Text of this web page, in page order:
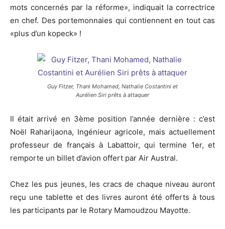
mots concernés par la réforme», indiquait la correctrice
en chef. Des portemonnaies qui contiennent en tout cas
«plus d’un kopeck» !
Guy Fitzer, Thani Mohamed, Nathalie Costantini et
Aurélien Siri prêts à attaquer
Il était arrivé en 3ème position l’année dernière : c’est
Noël Raharijaona, Ingénieur agricole, mais actuellement
professeur de français à Labattoir, qui termine 1er, et
remporte un billet d’avion offert par Air Austral.
Chez les pus jeunes, les cracs de chaque niveau auront
reçu une tablette et des livres auront été offerts à tous
les participants par le Rotary Mamoudzou Mayotte.